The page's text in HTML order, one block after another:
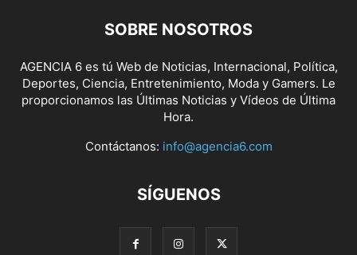
SOBRE NOSOTROS
AGENCIA 6 es tú Web de Noticias, Internacional, Política,
Deportes, Ciencia, Entretenimiento, Moda y Gamers. Le
proporcionamos las Últimas Noticias y Vídeos de Última
Hora.
Contáctanos: info@agencia6.com
SÍGUENOS